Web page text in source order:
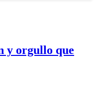
y orgullo que